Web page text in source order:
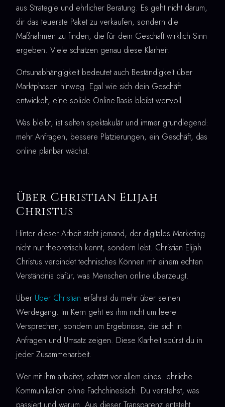
aus Strategie und ehrlicher Beratung. Es geht nicht darum,
dir das teuerste Paket zu verkaufen, sondern die
Maßnahmen zu finden, die für dein Geschäft wirklich Sinn
ergeben. Viele schätzen genau diese Klarheit.
Ortsunabhängigkeit bedeutet auch Beständigkeit über
Marktphasen hinweg. Egal wie sich dein Geschäft
entwickelt, eine solide Online-Basis bleibt wertvoll.
Was bleibt, ist selten spektakulär und immer grundlegend:
mehr Anfragen, bessere Platzierungen, ein Geschäft, das
online planbar wächst.
Über Christian Elijah
Christus
Hinter dieser Arbeit steht jemand, der digitales Marketing
nicht nur theoretisch kennt, sondern lebt. Christian Elijah
Christus verbindet technisches Können mit einem echten
Verständnis dafür, was Menschen online überzeugt.
Über Über Christian erfährst du mehr über seinen
Werdegang. Im Kern geht es ihm nicht um leere
Versprechen, sondern um Ergebnisse, die sich in
Anfragen und Umsatz zeigen. Diese Klarheit spürst du in
jeder Zusammenarbeit.
Wer mit ihm arbeitet, schätzt vor allem eines: ehrliche
Kommunikation ohne Fachchinesisch. Du verstehst, was
passiert und warum. Aus dieser Transparenz entsteht